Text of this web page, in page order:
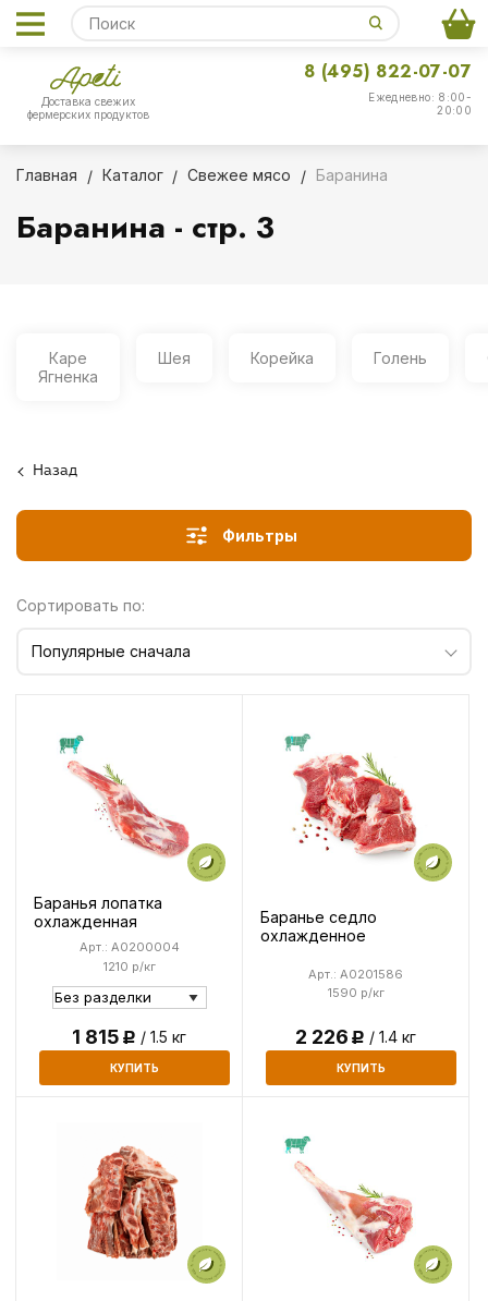
Доставка свежих
фермерских продуктов
Ежедневно: 8:00-
20:00
8 (495) 822-07-07
Главная Каталог Свежее мясо Баранина
Баранина - стр. 3
Каре
Ягненка
Шея Корейка Голень
Назад
Фильтры
Сортировать по:
Популярные сначала
Баранья лопатка
охлажденная
1210 р/кг
Арт.: A0200004
1 815Р / 1.5 кг
КУПИТЬ
Баранье седло
охлажденное
1590 р/кг
Арт.: A0201586
2 226Р / 1.4 кг
КУПИТЬ